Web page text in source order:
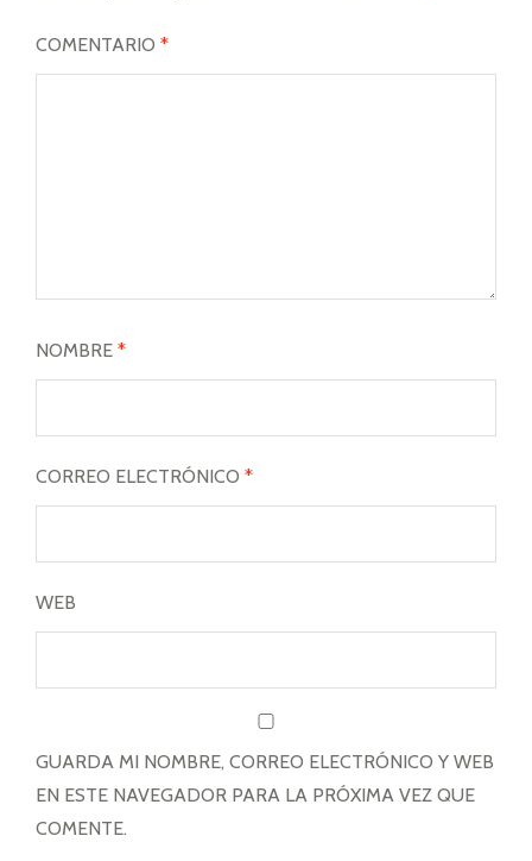
COMENTARIO *
NOMBRE *
CORREO ELECTRÓNICO *
WEB
GUARDA MI NOMBRE, CORREO ELECTRÓNICO Y WEB
EN ESTE NAVEGADOR PARA LA PRÓXIMA VEZ QUE
COMENTE.